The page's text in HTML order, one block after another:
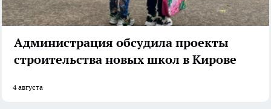
Администрация обсудила проекты
строительства новых школ в Кирове
4 августа